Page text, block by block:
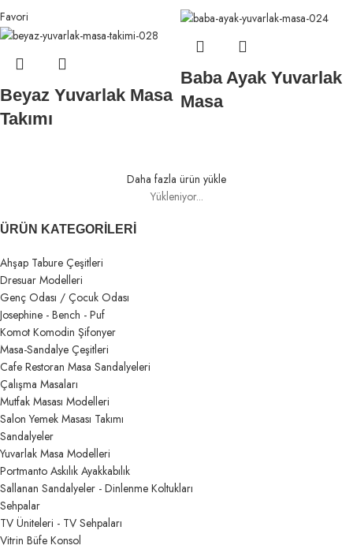
ÜRÜN KATEGORILERI
Ahşap Tabure Çeşitleri
Dresuar Modelleri
Genç Odası / Çocuk Odası
Josephine - Bench - Puf
Komot Komodin Şifonyer
Masa-Sandalye Çeşitleri
Cafe Restoran Masa Sandalyeleri
Çalışma Masaları
Mutfak Masası Modelleri
Salon Yemek Masası Takımı
Sandalyeler
Yuvarlak Masa Modelleri
Portmanto Askılık Ayakkabılık
Sallanan Sandalyeler - Dinlenme Koltukları
Sehpalar
TV Üniteleri - TV Sehpaları
Vitrin Büfe Konsol
Favori
Beyaz Yuvarlak Masa
Takımı
Baba Ayak Yuvarlak
Masa
Daha fazla ürün yükle
Yükleniyor...